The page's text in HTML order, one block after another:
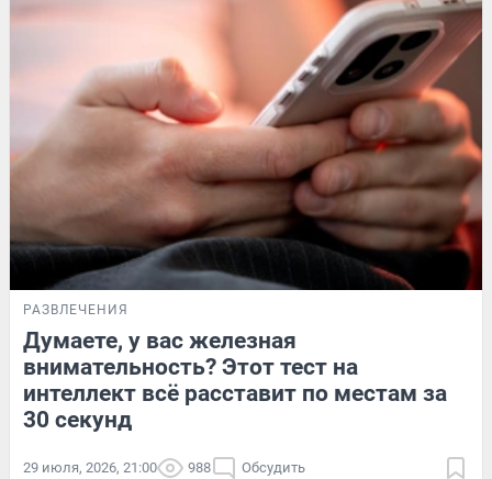
РАЗВЛЕЧЕНИЯ
Думаете, у вас железная
внимательность? Этот тест на
интеллект всё расставит по местам за
30 секунд
29 июля, 2026, 21:00 988 Обсудить